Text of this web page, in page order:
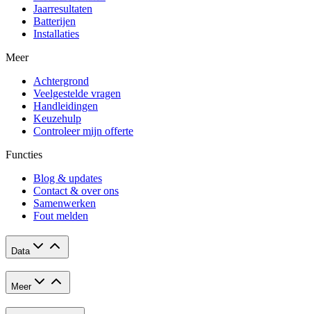
Jaarresultaten
Batterijen
Installaties
Meer
Achtergrond
Veelgestelde vragen
Handleidingen
Keuzehulp
Controleer mijn offerte
Functies
Blog & updates
Contact & over ons
Samenwerken
Fout melden
Data
Meer